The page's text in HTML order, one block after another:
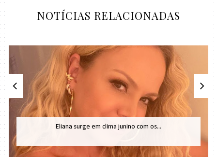
NOTÍCIAS RELACIONADAS
Eliana surge em clima junino com os...